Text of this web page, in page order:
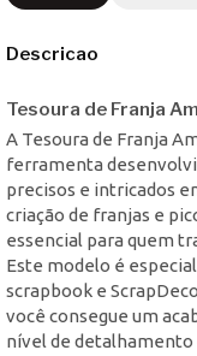
Descricao
Tesoura de Franja
A Tesoura de Franja
ferramenta
precisos e intricados
criação de franjas e
essencial para quem
Este modelo é
scrapbook e
você consegue um
nível de detalhamento